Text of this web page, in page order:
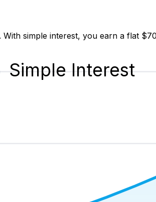
simple interest, you earn a flat
Simple Interest